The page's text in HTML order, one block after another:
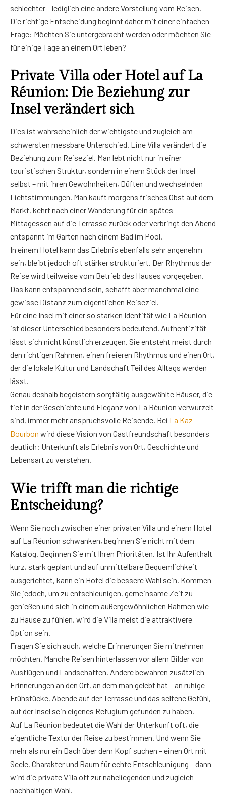
schlechter – lediglich eine andere Vorstellung vom Reisen.
Die richtige Entscheidung beginnt daher mit einer einfachen
Frage: Möchten Sie untergebracht werden oder möchten Sie
für einige Tage an einem Ort leben?
Private Villa oder Hotel auf La
Réunion: Die Beziehung zur
Insel verändert sich
Dies ist wahrscheinlich der wichtigste und zugleich am
schwersten messbare Unterschied. Eine Villa verändert die
Beziehung zum Reiseziel. Man lebt nicht nur in einer
touristischen Struktur, sondern in einem Stück der Insel
selbst – mit ihren Gewohnheiten, Düften und wechselnden
Lichtstimmungen. Man kauft morgens frisches Obst auf dem
Markt, kehrt nach einer Wanderung für ein spätes
Mittagessen auf die Terrasse zurück oder verbringt den Abend
entspannt im Garten nach einem Bad im Pool.
In einem Hotel kann das Erlebnis ebenfalls sehr angenehm
sein, bleibt jedoch oft stärker strukturiert. Der Rhythmus der
Reise wird teilweise vom Betrieb des Hauses vorgegeben.
Das kann entspannend sein, schafft aber manchmal eine
gewisse Distanz zum eigentlichen Reiseziel.
Für eine Insel mit einer so starken Identität wie La Réunion
ist dieser Unterschied besonders bedeutend. Authentizität
lässt sich nicht künstlich erzeugen. Sie entsteht meist durch
den richtigen Rahmen, einen freieren Rhythmus und einen Ort,
der die lokale Kultur und Landschaft Teil des Alltags werden
lässt.
Genau deshalb begeistern sorgfältig ausgewählte Häuser, die
tief in der Geschichte und Eleganz von La Réunion verwurzelt
sind, immer mehr anspruchsvolle Reisende. Bei La Kaz
Bourbon wird diese Vision von Gastfreundschaft besonders
deutlich: Unterkunft als Erlebnis von Ort, Geschichte und
Lebensart zu verstehen.
Wie trifft man die richtige
Entscheidung?
Wenn Sie noch zwischen einer privaten Villa und einem Hotel
auf La Réunion schwanken, beginnen Sie nicht mit dem
Katalog. Beginnen Sie mit Ihren Prioritäten. Ist Ihr Aufenthalt
kurz, stark geplant und auf unmittelbare Bequemlichkeit
ausgerichtet, kann ein Hotel die bessere Wahl sein. Kommen
Sie jedoch, um zu entschleunigen, gemeinsame Zeit zu
genießen und sich in einem außergewöhnlichen Rahmen wie
zu Hause zu fühlen, wird die Villa meist die attraktivere
Option sein.
Fragen Sie sich auch, welche Erinnerungen Sie mitnehmen
möchten. Manche Reisen hinterlassen vor allem Bilder von
Ausflügen und Landschaften. Andere bewahren zusätzlich
Erinnerungen an den Ort, an dem man gelebt hat – an ruhige
Frühstücke, Abende auf der Terrasse und das seltene Gefühl,
auf der Insel sein eigenes Refugium gefunden zu haben.
Auf La Réunion bedeutet die Wahl der Unterkunft oft, die
eigentliche Textur der Reise zu bestimmen. Und wenn Sie
mehr als nur ein Dach über dem Kopf suchen – einen Ort mit
Seele, Charakter und Raum für echte Entschleunigung – dann
wird die private Villa oft zur naheliegenden und zugleich
nachhaltigen Wahl.